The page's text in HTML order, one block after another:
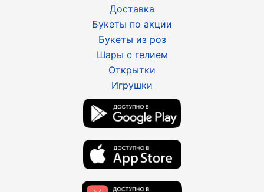
Доставка
Букеты по акции
Букеты из роз
Шары с гелием
Открытки
Игрушки